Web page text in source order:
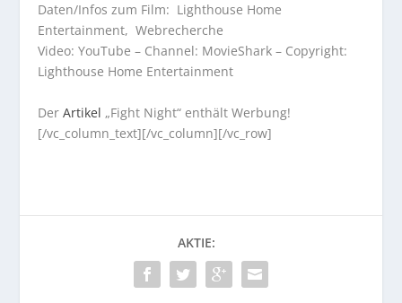
Daten/Infos zum Film: Lighthouse Home
Entertainment, Webrecherche
Video: YouTube – Channel: MovieShark – Copyright:
Lighthouse Home Entertainment
DerArtikel „Fight Night“ enthält Werbung!
[/vc_column_text][/vc_column][/vc_row]
AKTIE: